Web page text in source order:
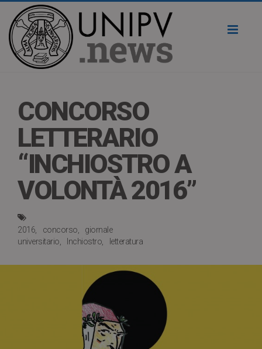
CONCORSO
LETTERARIO
“INCHIOSTRO A
VOLONTÀ 2016”
2016 concorso
giornale
universitario
Inchiostro letteratura